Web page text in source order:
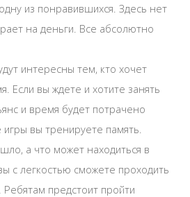
из понравившихся. Здесь нет
на деньги. Все абсолютно
интересны тем, кто хочет
Если вы ждете и хотите занять
и время будет потрачено
вы тренируете память.
а что может находиться в
с легкостью сможете проходить
предстоит пройти